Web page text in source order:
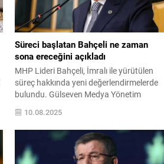
Süreci başlatan Bahçeli ne zaman
sona ereceğini açıkladı
MHP Lideri Bahçeli, İmralı ile yürütülen
süreç hakkında yeni değerlendirmelerde
bulundu. Gülseven Medya Yönetim
Kurulu Başkanı Gülseven ve Tv100 Genel
Yayın Yönetmeni Deniz Gürel'in, MHP
Genel Merkezi'nde Bahçeli’yi ziyaret etti.
Ziyarette Türkiye ...
10.08.2025